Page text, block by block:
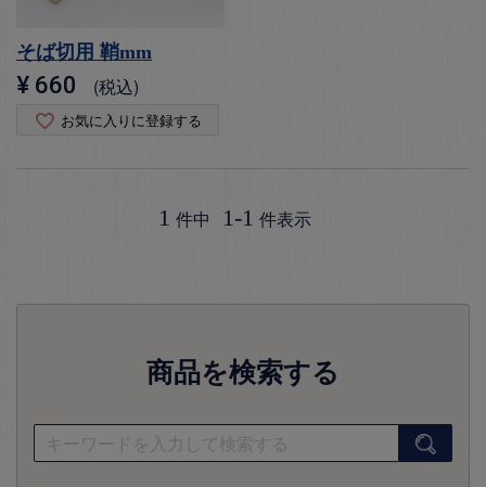
そば切用 鞘mm
¥ 660 税込
お気に入りに登録する
1 件中 1-1 件表示
商品を検索する